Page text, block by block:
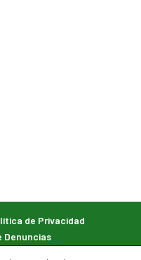
de Privacidad
Denuncias